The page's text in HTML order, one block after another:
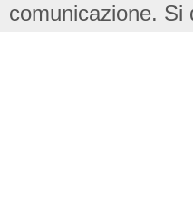
comunicazione. Si